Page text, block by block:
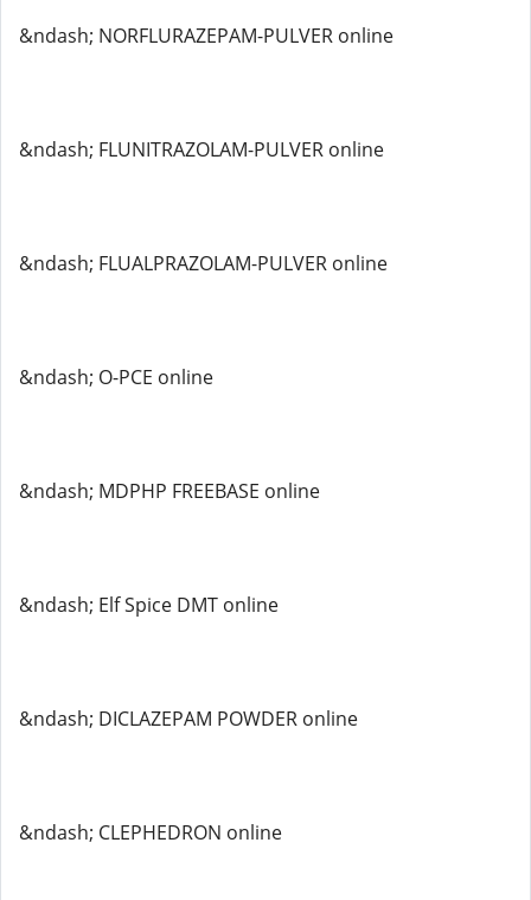
&ndash; NORFLURAZEPAM-PULVER online
&ndash; FLUNITRAZOLAM-PULVER online
&ndash; FLUALPRAZOLAM-PULVER online
&ndash; O-PCE online
&ndash; MDPHP FREEBASE online
&ndash; Elf Spice DMT online
&ndash; DICLAZEPAM POWDER online
&ndash; CLEPHEDRON online